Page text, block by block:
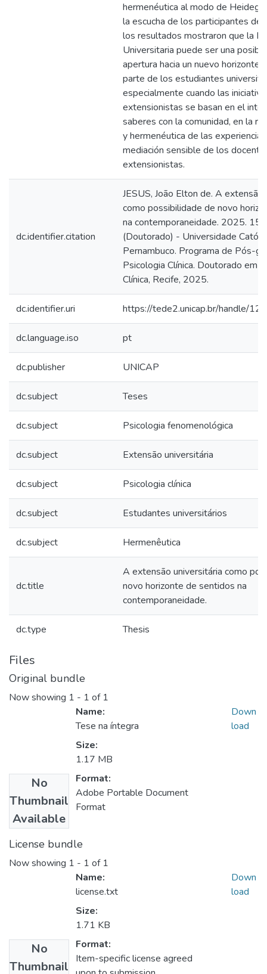
hermenéutica al modo de
la escucha de los participantes de
los resultados mostraron que la
Universitaria puede ser una
apertura hacia un nuevo horizonte
parte de los estudiantes
especialmente cuando las
extensionistas se basan en el
saberes con la comunidad, en la
y hermenéutica de las
mediación sensible de los
extensionistas.
dc.identifier.citation
JESUS, João Elton de. A extensão
como possibilidade de novo
na contemporaneidade. 2025.
(Doutorado) - Universidade
Pernambuco. Programa de Pós-
Psicologia Clínica. Doutorado em
Clínica, Recife, 2025.
dc.identifier.uri https://tede2.unicap.br/handle/
dc.language.iso pt
dc.publisher UNICAP
dc.subject Teses
dc.subject Psicologia fenomenológica
dc.subject Extensão universitária
dc.subject Psicologia clínica
dc.subject Estudantes universitários
dc.subject Hermenêutica
dc.title
A extensão universitária como
novo horizonte de sentidos na
contemporaneidade.
dc.type Thesis
Files
Original bundle
Now showing 1 - 1 of 1
No
Thumbnail
Available
Name:
Tese na íntegra
Size:
1.17 MB
Format:
Adobe Portable Document
Format
Down
load
License bundle
Now showing 1 - 1 of 1
No
Thumbnail
Name:
license.txt
Size:
1.71 KB
Format:
Item-specific license agreed
Down
load